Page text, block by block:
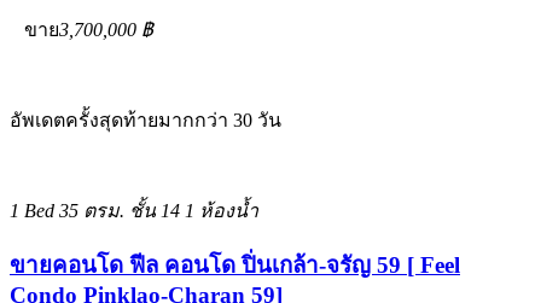
ขาย3,700,000 ฿
อัพเดตครั้งสุดท้ายมากกว่า 30 วัน
1 Bed 35 ตรม. ชั้น 14 1 ห้องน้ำ
ขายคอนโด ฟีล คอนโด ปิ่นเกล้า-จรัญ 59 [ Feel
Condo Pinklao-Charan 59]